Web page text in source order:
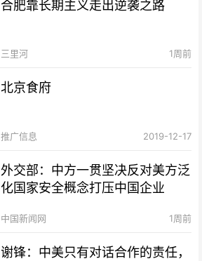
合肥靠长期主义走出逆袭之路
三里河 1周前
北京食府
推广信息 2019-12-17
外交部：中方一贯坚决反对美方泛
化国家安全概念打压中国企业
中国新闻网 1周前
谢锋：中美只有对话合作的责任，